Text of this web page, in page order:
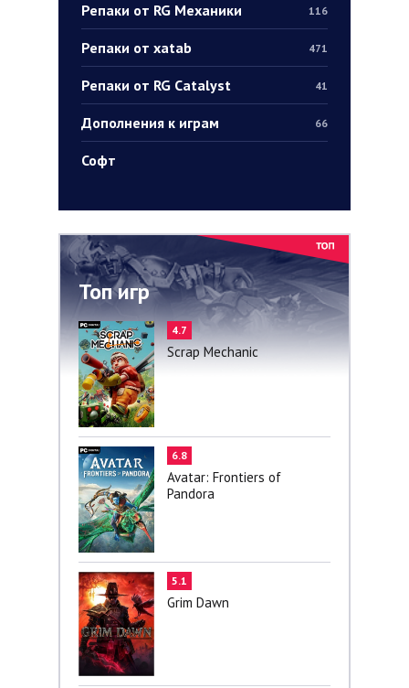
Репаки от RG Механики 116
Репаки от xatab 471
Репаки от RG Catalyst 41
Дополнения к играм 66
Софт
Топ игр
4.7
Scrap Mechanic
6.8
Avatar: Frontiers of
Pandora
5.1
Grim Dawn